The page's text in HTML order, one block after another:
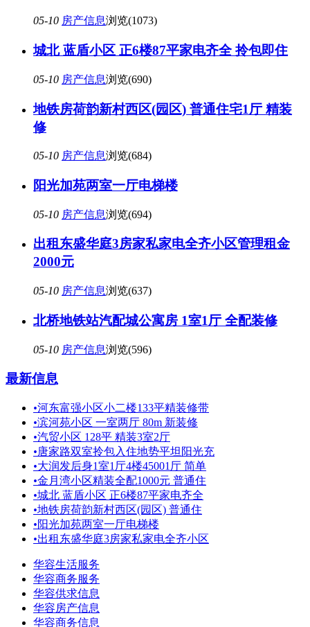
05-10 房产信息浏览(1073)
城北 蓝盾小区 正6楼87平家电齐全 拎包即住
05-10 房产信息浏览(690)
地铁房荷韵新村西区(园区) 普通住宅1厅 精装
修
05-10 房产信息浏览(684)
阳光加苑两室一厅电梯楼
05-10 房产信息浏览(694)
出租东盛华庭3房家私家电全齐小区管理租金
2000元
05-10 房产信息浏览(637)
北桥地铁站汽配城公寓房 1室1厅 全配装修
05-10 房产信息浏览(596)
最新信息
•河东富强小区小二楼133平精装修带
•滨河苑小区 一室两厅 80m 新装修
•汽贸小区 128平 精装3室2厅
•唐家路双室拎包入住地势平坦阳光充
•大润发后身1室1厅4楼45001厅 简单
•金月湾小区精装全配1000元 普通住
•城北 蓝盾小区 正6楼87平家电齐全
•地铁房荷韵新村西区(园区) 普通住
•阳光加苑两室一厅电梯楼
•出租东盛华庭3房家私家电全齐小区
华容生活服务
华容商务服务
华容供求信息
华容房产信息
华容商务信息